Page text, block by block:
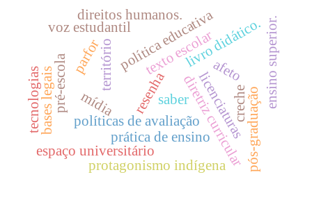
resenha
território
diretriz curricular
prática de ensino
texto escolar
políticas de avaliação
espaço universitário
pós-graduação
protagonismo indígena
saber
política educativa
mídia
livro didático.
direitos humanos.
licenciaturas
parfor
voz estudantil
pré-escola creche
bases legais e
n
s
i
n
o
s
u
p
e
r
i
o
r
.
tecnologias afeto